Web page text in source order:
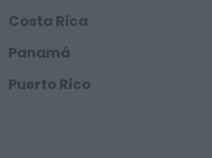
Costa Rica
Panamá
Puerto Rico